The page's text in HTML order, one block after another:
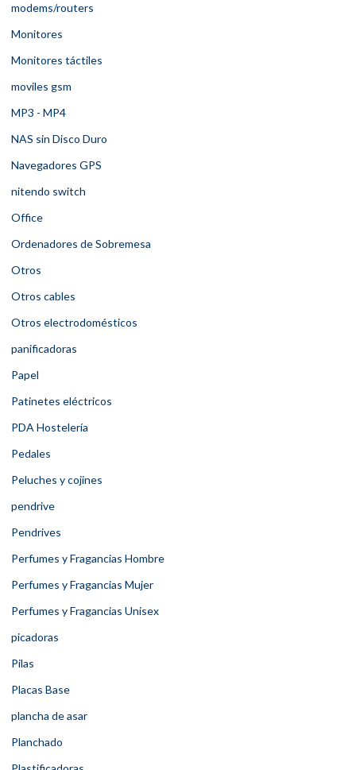
modems/routers
Monitores
Monitores táctiles
moviles gsm
MP3 - MP4
NAS sin Disco Duro
Navegadores GPS
nitendo switch
Office
Ordenadores de Sobremesa
Otros
Otros cables
Otros electrodomésticos
panificadoras
Papel
Patinetes eléctricos
PDA Hostelería
Pedales
Peluches y cojines
pendrive
Pendrives
Perfumes y Fragancias Hombre
Perfumes y Fragancias Mujer
Perfumes y Fragancias Unisex
picadoras
Pilas
Placas Base
plancha de asar
Planchado